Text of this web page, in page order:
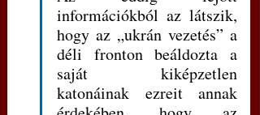
információkból az látszik,
hogy az „ukrán vezetés” a
déli fronton beáldozta a
saját kiképzetlen
katonáinak ezreit annak